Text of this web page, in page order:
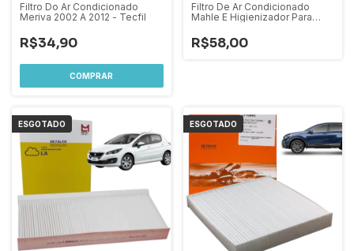
Filtro Do Ar Condicionado
Meriva 2002 A 2012 - Tecfil
R$34,90
Filtro De Ar Condicionado
Mahle E Higienizador Para
Citroen Aircross 2010 A 2020
C2 C3 C4
R$58,00
ESGOTADO ESGOTADO